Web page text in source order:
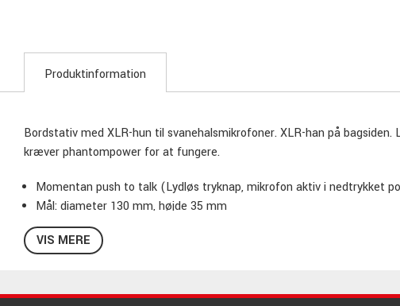
Produktinformation
Bordstativ med XLR-hun til svanehalsmikrofoner. XLR-han på
kræver phantompower for at fungere.
Momentan push to talk (Lydløs tryknap, mikrofon aktiv i nedtrykket
Mål: diameter 130 mm, højde 35 mm
Vægt: 0,5 kg
Sort
VIS MERE